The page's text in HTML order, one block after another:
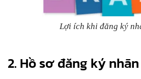
Lợi ích khi đăng ký
2. Hồ sơ đăng ký